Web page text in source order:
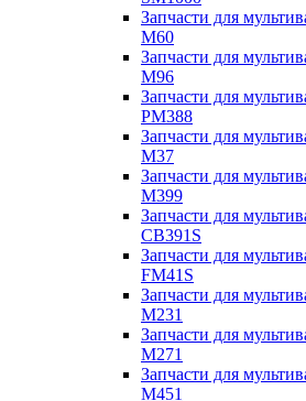
Запчасти для
M60
Запчасти для
M96
Запчасти для
PM388
Запчасти для
M37
Запчасти для
M399
Запчасти для
CB391S
Запчасти для
FM41S
Запчасти для
M231
Запчасти для
M271
Запчасти для
M451